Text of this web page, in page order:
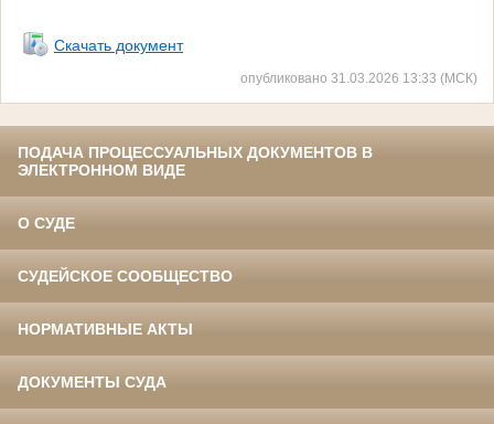
Скачать документ
опубликовано 31.03.2026 13:33 (МСК)
ПОДАЧА ПРОЦЕССУАЛЬНЫХ ДОКУМЕНТОВ В
ЭЛЕКТРОННОМ ВИДЕ
О СУДЕ
СУДЕЙСКОЕ СООБЩЕСТВО
НОРМАТИВНЫЕ АКТЫ
ДОКУМЕНТЫ СУДА